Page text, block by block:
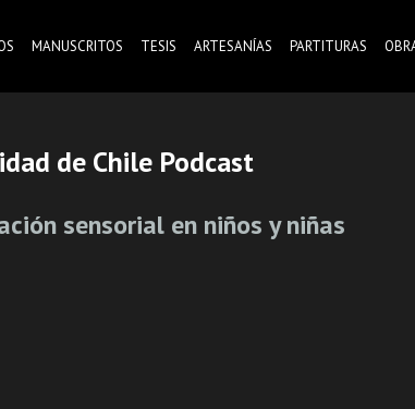
MANUSCRITOS TESIS ARTESANÍAS PARTITURAS
de Chile Podcast
sensorial en niños y niñas